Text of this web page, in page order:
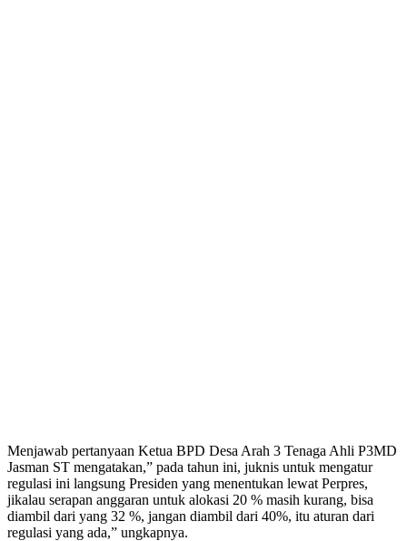
Menjawab pertanyaan Ketua BPD Desa Arah 3 Tenaga Ahli P3MD
Jasman ST mengatakan,” pada tahun ini, juknis untuk mengatur
regulasi ini langsung Presiden yang menentukan lewat Perpres,
jikalau serapan anggaran untuk alokasi 20 % masih kurang, bisa
diambil dari yang 32 %, jangan diambil dari 40%, itu aturan dari
regulasi yang ada,” ungkapnya.